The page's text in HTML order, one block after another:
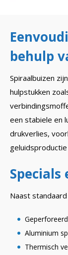
behulp
Spiraalbuizen
hulpstukken
een stabiele en
drukverlies,
Naast
Aluminium
Thermisch